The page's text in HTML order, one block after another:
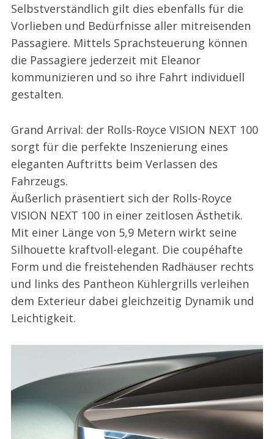
Selbstverständlich gilt dies ebenfalls für die
Vorlieben und Bedürfnisse aller mitreisenden
Passagiere. Mittels Sprachsteuerung können
die Passagiere jederzeit mit Eleanor
kommunizieren und so ihre Fahrt individuell
gestalten.
Grand Arrival: der Rolls-Royce VISION NEXT 100
sorgt für die perfekte Inszenierung eines
eleganten Auftritts beim Verlassen des
Fahrzeugs.
Äußerlich präsentiert sich der Rolls-Royce
VISION NEXT 100 in einer zeitlosen Ästhetik.
Mit einer Länge von 5,9 Metern wirkt seine
Silhouette kraftvoll-elegant. Die coupéhafte
Form und die freistehenden Radhäuser rechts
und links des Pantheon Kühlergrills verleihen
dem Exterieur dabei gleichzeitig Dynamik und
Leichtigkeit.